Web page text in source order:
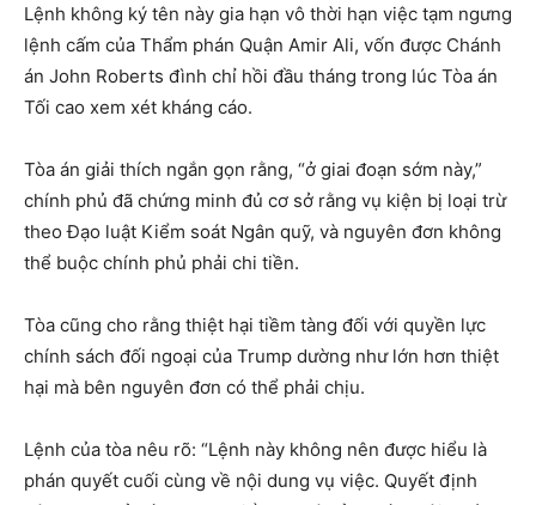
Lệnh không ký tên này gia hạn vô thời hạn việc tạm ngưng
lệnh cấm của Thẩm phán Quận Amir Ali, vốn được Chánh
án John Roberts đình chỉ hồi đầu tháng trong lúc Tòa án
Tối cao xem xét kháng cáo.
Tòa án giải thích ngắn gọn rằng, “ở giai đoạn sớm này,”
chính phủ đã chứng minh đủ cơ sở rằng vụ kiện bị loại trừ
theo Đạo luật Kiểm soát Ngân quỹ, và nguyên đơn không
thể buộc chính phủ phải chi tiền.
Tòa cũng cho rằng thiệt hại tiềm tàng đối với quyền lực
chính sách đối ngoại của Trump dường như lớn hơn thiệt
hại mà bên nguyên đơn có thể phải chịu.
Lệnh của tòa nêu rõ: “Lệnh này không nên được hiểu là
phán quyết cuối cùng về nội dung vụ việc. Quyết định